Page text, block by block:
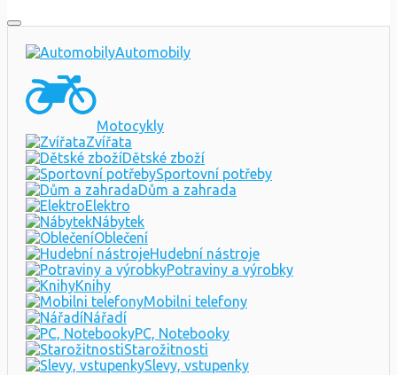
Automobily
Motocykly
Zvířata
Dětské zboží
Sportovní potřeby
Dům a zahrada
Elektro
Nábytek
Oblečení
Hudební nástroje
Potraviny a výrobky
Knihy
Mobilni telefony
Nářadí
PC, Notebooky
Starožitnosti
Slevy, vstupenky